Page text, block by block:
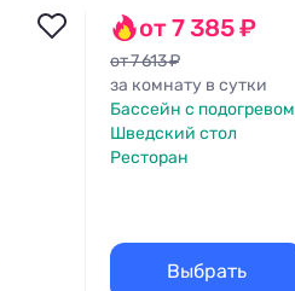
от 7 385 ₽
от 7 613 ₽
за комнату в сутки
Бассейн с подогревом
Шведский стол
Ресторан
Выбрать